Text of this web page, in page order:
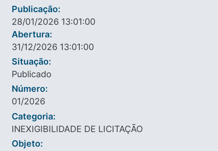
Publicação:
28/01/2026 13:01:00
Abertura:
31/12/2026 13:01:00
Situação:
Publicado
Número:
01/2026
Categoria:
INEXIGIBILIDADE DE LICITAÇÃO
Objeto: